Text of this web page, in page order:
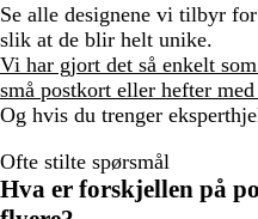
Se alle designene vi tilbyr
slik at de blir helt unike.
Vi har gjort det så enkelt
små postkort eller hefter
Og hvis du trenger
Ofte stilte spørsmål
Hva er forskjellen på